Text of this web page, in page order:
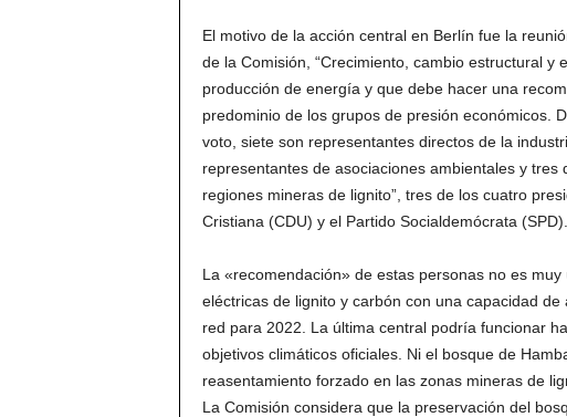
El motivo de la acción central en Berlín fue la
de la Comisión, “Crecimiento, cambio estructural y
producción de energía y que debe hacer una
predominio de los grupos de presión económicos.
voto, siete son representantes directos de la
representantes de asociaciones ambientales y
regiones mineras de lignito”, tres de los cuatro
Cristiana (CDU) y el Partido Socialdemócrata (SPD).
La «recomendación» de estas personas no es
eléctricas de lignito y carbón con una capacidad
red para 2022. La última central podría funcionar
objetivos climáticos oficiales. Ni el bosque de
reasentamiento forzado en las zonas mineras de
La Comisión considera que la preservación del